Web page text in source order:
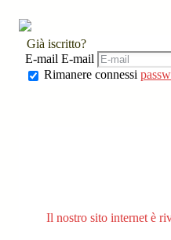
Già iscritto?
E-mail E-mail
Rimanere connessi
Il nostro sito internet è